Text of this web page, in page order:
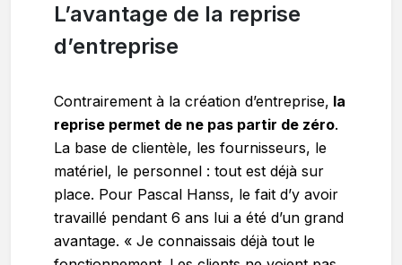
L’avantage de la reprise
d’entreprise
Contrairement à la création d’entreprise, la
reprise permet de ne pas partir de zéro.
La base de clientèle, les fournisseurs, le
matériel, le personnel : tout est déjà sur
place. Pour Pascal Hanss, le fait d’y avoir
travaillé pendant 6 ans lui a été d’un grand
avantage. « Je connaissais déjà tout le